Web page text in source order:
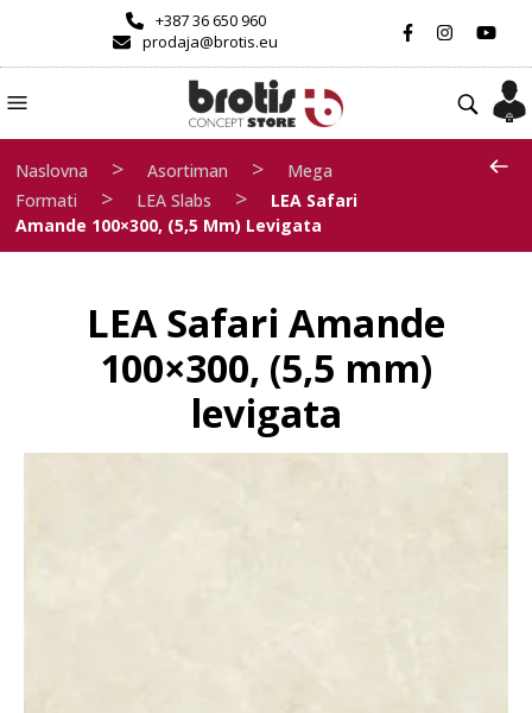
+387 36 650 960
prodaja@brotis.eu
Naslovna > Asortiman >
Mega
Formati
> LEA Slabs >
LEA Safari
Amande 100×300, (5,5 Mm) Levigata
LEA Safari Amande
100×300, (5,5 mm)
levigata